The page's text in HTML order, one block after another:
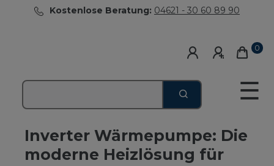
Kostenlose Beratung: 04621 - 30 60 89 90
0
☰
Inverter Wärmepumpe: Die
moderne Heizlösung für